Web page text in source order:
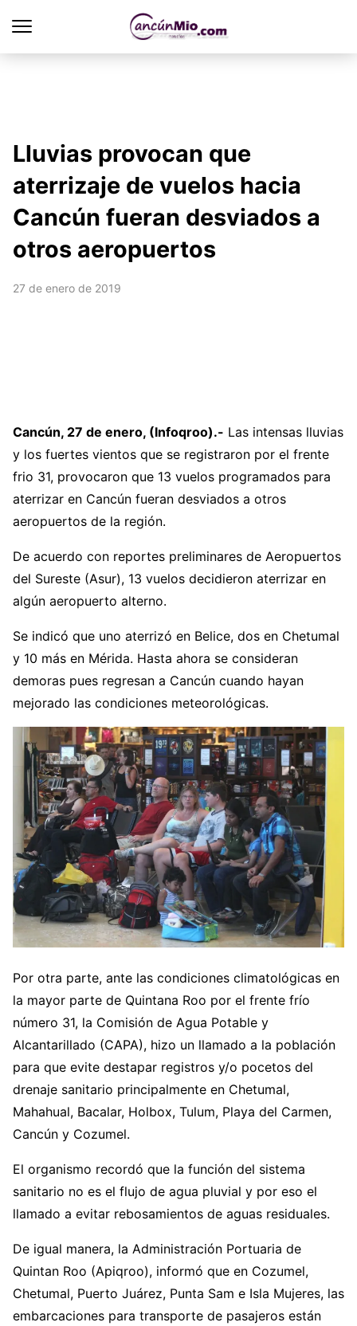
Lluvias provocan que
aterrizaje de vuelos hacia
Cancún fueran desviados a
otros aeropuertos
27 de enero de 2019
Cancún, 27 de enero, (Infoqroo).- Las intensas lluvias
y los fuertes vientos que se registraron por el frente
frio 31, provocaron que 13 vuelos programados para
aterrizar en Cancún fueran desviados a otros
aeropuertos de la región.
De acuerdo con reportes preliminares de Aeropuertos
del Sureste (Asur), 13 vuelos decidieron aterrizar en
algún aeropuerto alterno.
Se indicó que uno aterrizó en Belice, dos en Chetumal
y 10 más en Mérida. Hasta ahora se consideran
demoras pues regresan a Cancún cuando hayan
mejorado las condiciones meteorológicas.
Por otra parte, ante las condiciones climatológicas en
la mayor parte de Quintana Roo por el frente frío
número 31, la Comisión de Agua Potable y
Alcantarillado (CAPA), hizo un llamado a la población
para que evite destapar registros y/o pocetos del
drenaje sanitario principalmente en Chetumal,
Mahahual, Bacalar, Holbox, Tulum, Playa del Carmen,
Cancún y Cozumel.
El organismo recordó que la función del sistema
sanitario no es el flujo de agua pluvial y por eso el
llamado a evitar rebosamientos de aguas residuales.
De igual manera, la Administración Portuaria de
Quintan Roo (Apiqroo), informó que en Cozumel,
Chetumal, Puerto Juárez, Punta Sam e Isla Mujeres, las
embarcaciones para transporte de pasajeros están